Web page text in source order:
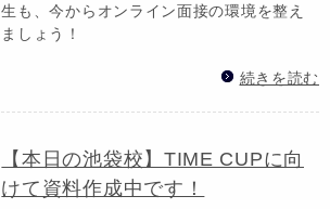
生も、今からオンライン面接の環境を整え
ましょう！
続きを読む
【本日の池袋校】TIME CUPに向
けて資料作成中です！